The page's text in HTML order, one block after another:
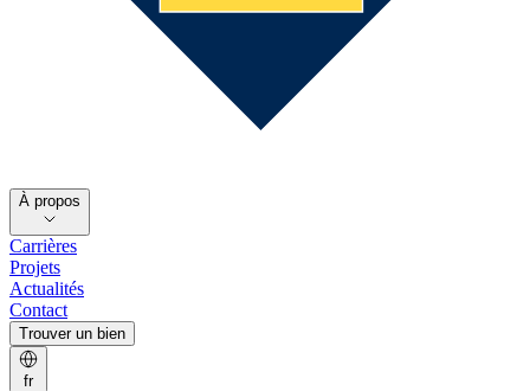
À propos
Carrières
Projets
Actualités
Contact
Trouver un bien
fr